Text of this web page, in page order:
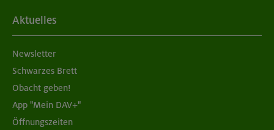
Aktuelles
Newsletter
Schwarzes Brett
Obacht geben!
App "Mein DAV+"
Öffnungszeiten